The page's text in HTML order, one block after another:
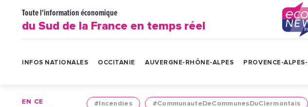
Toute l'information économique
du Sud de la France en temps réel
INFOS NATIONALES OCCITANIE AUVERGNE-RHÔNE-ALPES PROVENCE-
EN CE
#Incendies #CommunauteDeCommunesDuClermontais